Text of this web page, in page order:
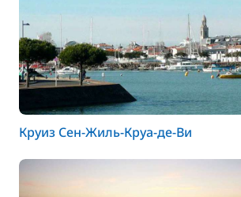
Круиз Сен-Жиль-Круа-де-Ви